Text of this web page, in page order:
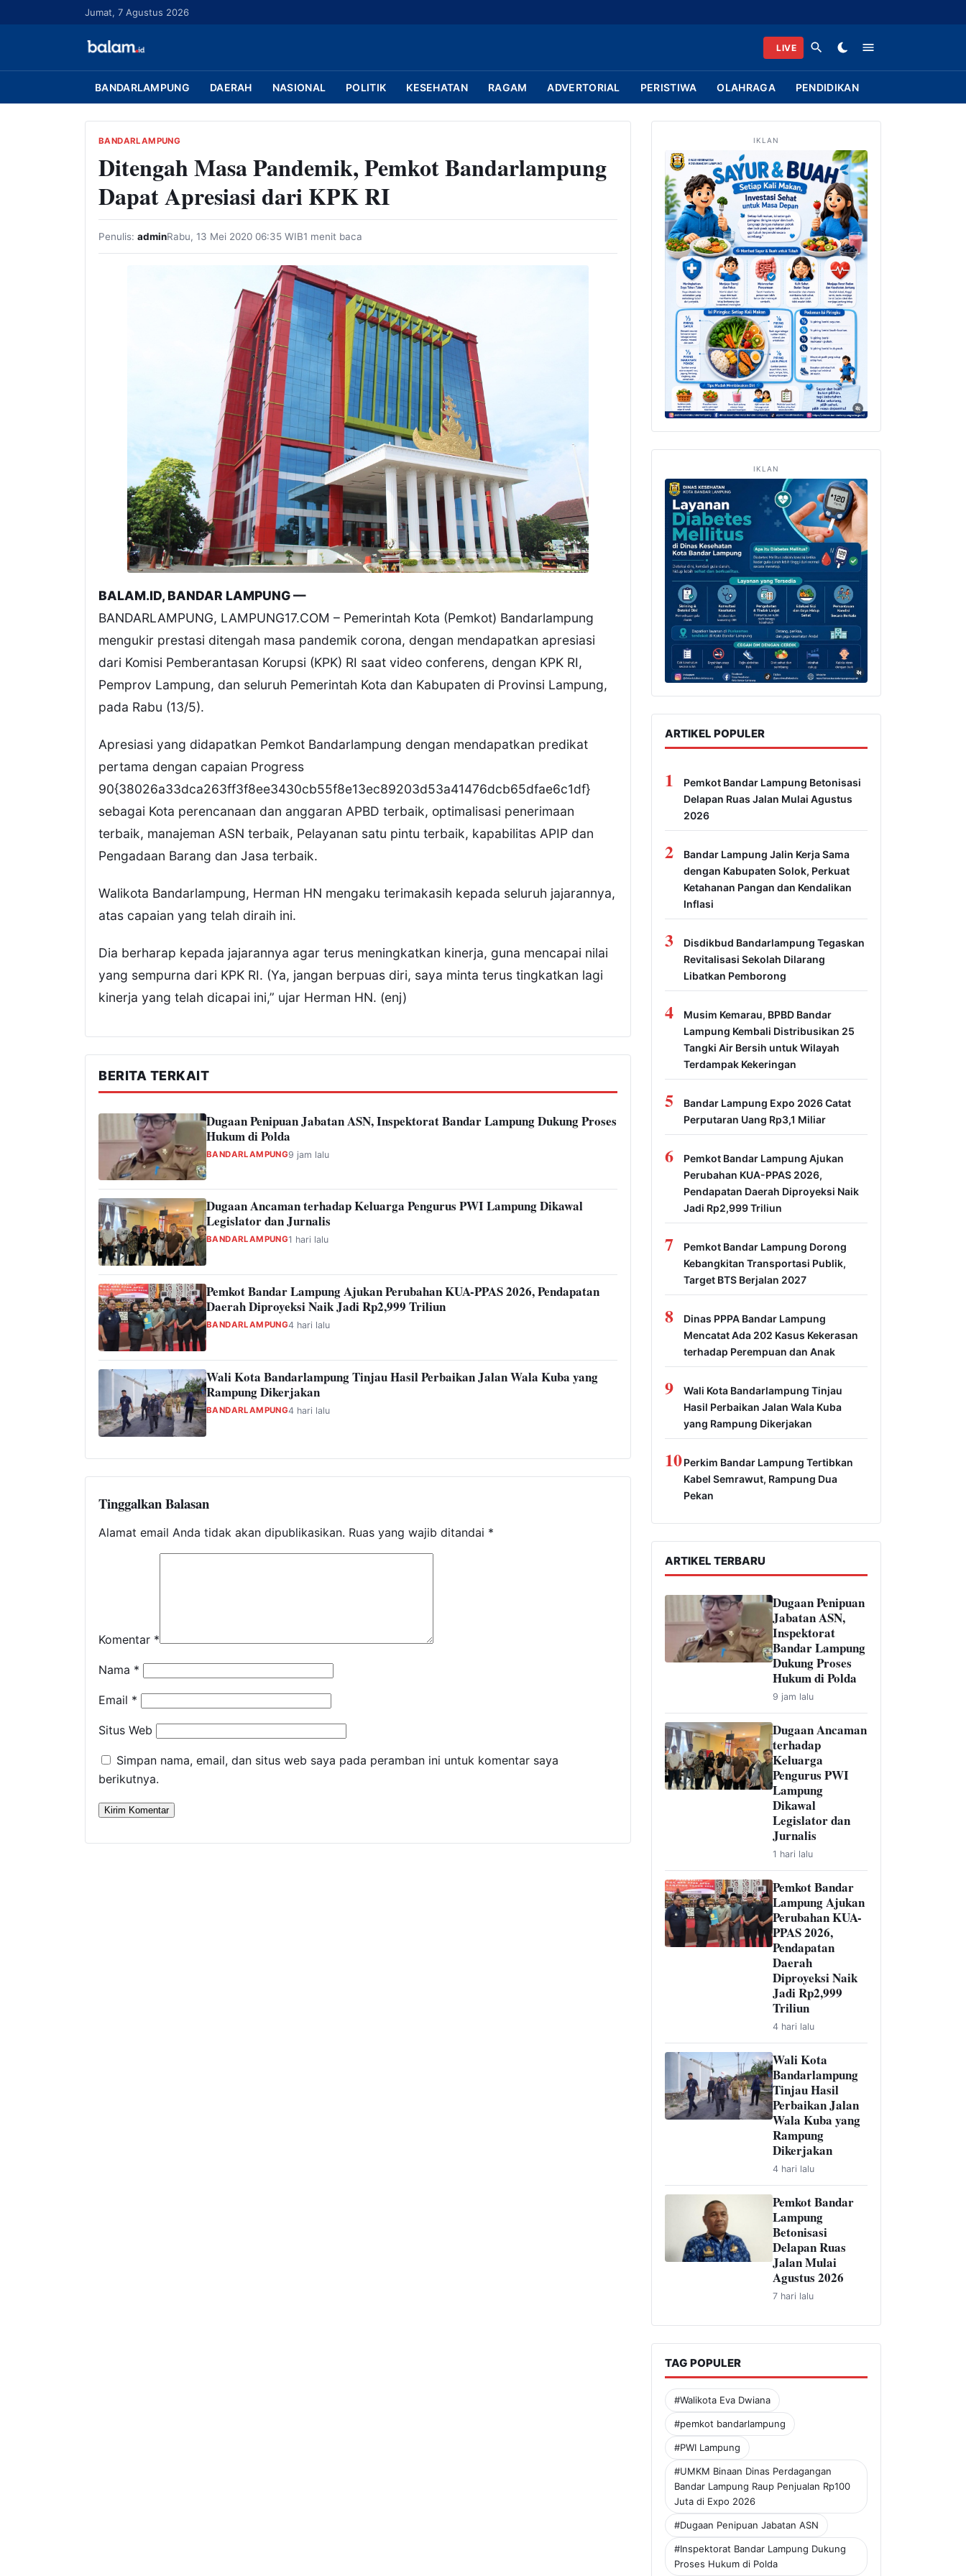
u
Jumat, 7 Agustus 2026
LIVE
BANDARLAMPUNG DAERAH NASIONAL POLITIK KESEHATAN RAGAM ADVERTORIAL PERISTIWA OLAHRAGA PENDIDIKAN
BANDARLAMPUNG
Ditengah Masa Pandemik, Pemkot Bandarlampung
Dapat Apresiasi dari KPK RI
Penulis: adminRabu, 13 Mei 2020 06:35 WIB1 menit baca
BALAM.ID, BANDAR LAMPUNG —
BANDARLAMPUNG, LAMPUNG17.COM – Pemerintah Kota (Pemkot) Bandarlampung
mengukir prestasi ditengah masa pandemik corona, dengan mendapatkan apresiasi
dari Komisi Pemberantasan Korupsi (KPK) RI saat video conferens, dengan KPK RI,
Pemprov Lampung, dan seluruh Pemerintah Kota dan Kabupaten di Provinsi Lampung,
pada Rabu (13/5).
Apresiasi yang didapatkan Pemkot Bandarlampung dengan mendapatkan predikat
pertama dengan capaian Progress
90{38026a33dca263ff3f8ee3430cb55f8e13ec89203d53a41476dcb65dfae6c1df}
sebagai Kota perencanaan dan anggaran APBD terbaik, optimalisasi penerimaan
terbaik, manajeman ASN terbaik, Pelayanan satu pintu terbaik, kapabilitas APIP dan
Pengadaan Barang dan Jasa terbaik.
Walikota Bandarlampung, Herman HN mengaku terimakasih kepada seluruh jajarannya,
atas capaian yang telah diraih ini.
Dia berharap kepada jajarannya agar terus meningkatkan kinerja, guna mencapai nilai
yang sempurna dari KPK RI. (Ya, jangan berpuas diri, saya minta terus tingkatkan lagi
kinerja yang telah dicapai ini,” ujar Herman HN. (enj)
BERITA TERKAIT
Dugaan Penipuan Jabatan ASN, Inspektorat Bandar Lampung Dukung Proses
Hukum di Polda
BANDARLAMPUNG9 jam lalu
Dugaan Ancaman terhadap Keluarga Pengurus PWI Lampung Dikawal
Legislator dan Jurnalis
BANDARLAMPUNG1 hari lalu
Pemkot Bandar Lampung Ajukan Perubahan KUA-PPAS 2026, Pendapatan
Daerah Diproyeksi Naik Jadi Rp2,999 Triliun
BANDARLAMPUNG4 hari lalu
Wali Kota Bandarlampung Tinjau Hasil Perbaikan Jalan Wala Kuba yang
Rampung Dikerjakan
BANDARLAMPUNG4 hari lalu
Tinggalkan Balasan
Alamat email Anda tidak akan dipublikasikan. Ruas yang wajib ditandai *
Komentar *
Nama *
Email *
Situs Web
Simpan nama, email, dan situs web saya pada peramban ini untuk komentar saya
berikutnya.
IKLAN
IKLAN
ARTIKEL POPULER
1
Pemkot Bandar Lampung Betonisasi
Delapan Ruas Jalan Mulai Agustus
2026
2
Bandar Lampung Jalin Kerja Sama
dengan Kabupaten Solok, Perkuat
Ketahanan Pangan dan Kendalikan
Inflasi
3
Disdikbud Bandarlampung Tegaskan
Revitalisasi Sekolah Dilarang
Libatkan Pemborong
4
Musim Kemarau, BPBD Bandar
Lampung Kembali Distribusikan 25
Tangki Air Bersih untuk Wilayah
Terdampak Kekeringan
5
Bandar Lampung Expo 2026 Catat
Perputaran Uang Rp3,1 Miliar
6
Pemkot Bandar Lampung Ajukan
Perubahan KUA-PPAS 2026,
Pendapatan Daerah Diproyeksi Naik
Jadi Rp2,999 Triliun
7
Pemkot Bandar Lampung Dorong
Kebangkitan Transportasi Publik,
Target BTS Berjalan 2027
8
Dinas PPPA Bandar Lampung
Mencatat Ada 202 Kasus Kekerasan
terhadap Perempuan dan Anak
9
Wali Kota Bandarlampung Tinjau
Hasil Perbaikan Jalan Wala Kuba
yang Rampung Dikerjakan
10Perkim Bandar Lampung Tertibkan
Kabel Semrawut, Rampung Dua
Pekan
ARTIKEL TERBARU
Dugaan Penipuan
Jabatan ASN,
Inspektorat
Bandar Lampung
Dukung Proses
Hukum di Polda
9 jam lalu
Dugaan Ancaman
terhadap
Keluarga
Pengurus PWI
Lampung
Dikawal
Legislator dan
Jurnalis
1 hari lalu
Pemkot Bandar
Lampung Ajukan
Perubahan KUA-
PPAS 2026,
Pendapatan
Daerah
Diproyeksi Naik
Jadi Rp2,999
Triliun
4 hari lalu
Wali Kota
Bandarlampung
Tinjau Hasil
Perbaikan Jalan
Wala Kuba yang
Rampung
Dikerjakan
4 hari lalu
Pemkot Bandar
Lampung
Betonisasi
Delapan Ruas
Jalan Mulai
Agustus 2026
7 hari lalu
TAG POPULER
#Walikota Eva Dwiana
#pemkot bandarlampung
#PWI Lampung
#UMKM Binaan Dinas Perdagangan
Bandar Lampung Raup Penjualan Rp100
Juta di Expo 2026
#Dugaan Penipuan Jabatan ASN
#Inspektorat Bandar Lampung Dukung
Proses Hukum di Polda